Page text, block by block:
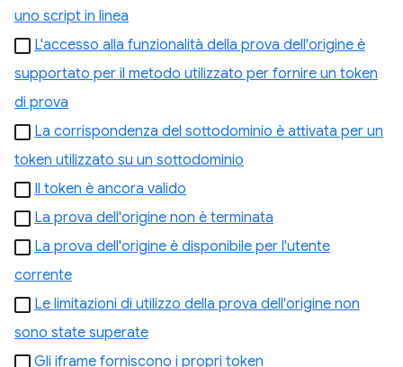
uno script in linea
L'accesso alla funzionalità della prova dell'origine è
supportato per il metodo utilizzato per fornire un token
di prova
La corrispondenza del sottodominio è attivata per un
token utilizzato su un sottodominio
Il token è ancora valido
La prova dell'origine non è terminata
La prova dell'origine è disponibile per l'utente
corrente
Le limitazioni di utilizzo della prova dell'origine non
sono state superate
Gli iframe forniscono i propri token